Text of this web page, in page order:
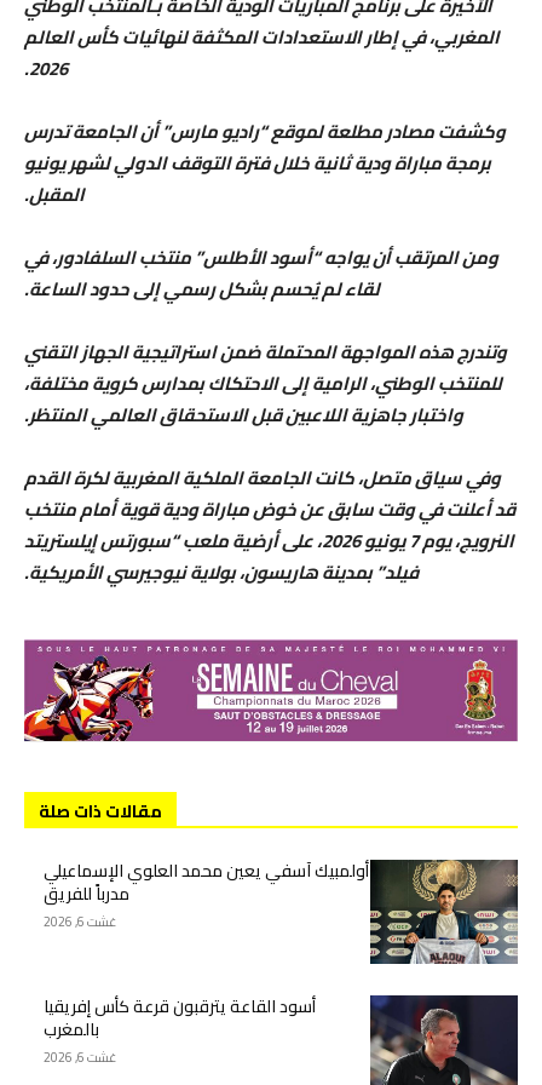
المغربي، في إطار الاستعدادات المكثفة لنهائيات كأس العالم
2026.
وكشفت مصادر مطلعة لموقع “راديو مارس” أن الجامعة تدرس
برمجة مباراة ودية ثانية خلال فترة التوقف الدولي لشهر يونيو
المقبل.
ومن المرتقب أن يواجه “أسود الأطلس” منتخب السلفادور، في
لقاء لم يُحسم بشكل رسمي إلى حدود الساعة.
وتندرج هذه المواجهة المحتملة ضمن استراتيجية الجهاز التقني
للمنتخب الوطني، الرامية إلى الاحتكاك بمدارس كروية مختلفة،
واختبار جاهزية اللاعبين قبل الاستحقاق العالمي المنتظر.
وفي سياق متصل، كانت الجامعة الملكية المغربية لكرة القدم
قد أعلنت في وقت سابق عن خوض مباراة ودية قوية أمام منتخب
النرويج، يوم 7 يونيو 2026، على أرضية ملعب “سبورتس إيلستريتد
فيلد” بمدينة هاريسون، بولاية نيوجيرسي الأمريكية.
مقالات ذات صلة
أولمبيك آسفي يعين محمد العلوي الإسماعيلي
مدرباً للفريق
غشت 6, 2026
أسود القاعة يترقبون قرعة كأس إفريقيا
بالمغرب
غشت 6, 2026